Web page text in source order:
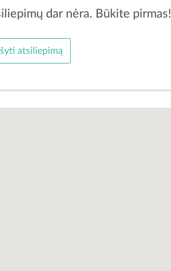
dar nėra. Būkite pirmas!
atsiliepimą